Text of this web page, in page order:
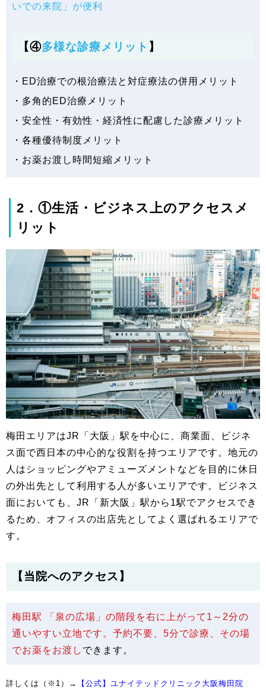
いでの来院」が便利
【④多様な診療メリット 】
・ED治療での根治療法と対症療法の併用メリット
・多角的ED治療メリット
・安全性・有効性・経済性に配慮した診療メリット
・各種優待制度メリット
・お薬お渡し時間短縮メリット
2．①生活・ビジネス上のアクセスメ
リット
梅田エリアはJR「大阪」駅を中心に、商業面、ビジネ
ス面で西日本の中心的な役割を持つエリアです。地元の
人はショッピングやアミューズメントなどを目的に休日
の外出先として利用する人が多いエリアです。ビジネス
面においても、JR「新大阪」駅から1駅でアクセスでき
るため、オフィスの出店先としてよく選ばれるエリアで
す。
【当院へのアクセス】
梅田駅 「泉の広場」の階段を右に上がって1～2分の
通いやすい立地です。予約不要、5分で診療、その場
でお薬をお渡し できます。
詳しくは（※1）→ 【公式】ユナイテッドクリニック大阪梅田院